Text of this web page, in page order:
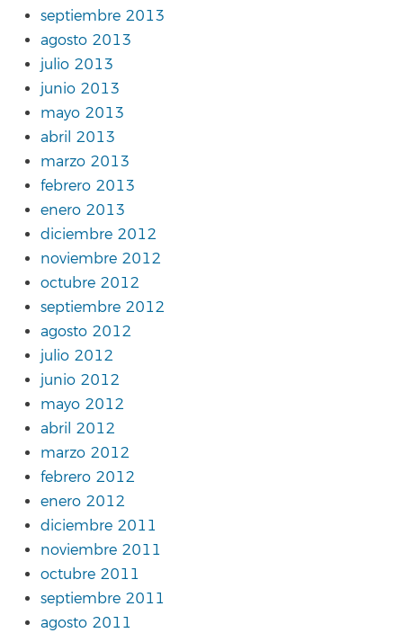
septiembre 2013
agosto 2013
julio 2013
junio 2013
mayo 2013
abril 2013
marzo 2013
febrero 2013
enero 2013
diciembre 2012
noviembre 2012
octubre 2012
septiembre 2012
agosto 2012
julio 2012
junio 2012
mayo 2012
abril 2012
marzo 2012
febrero 2012
enero 2012
diciembre 2011
noviembre 2011
octubre 2011
septiembre 2011
agosto 2011